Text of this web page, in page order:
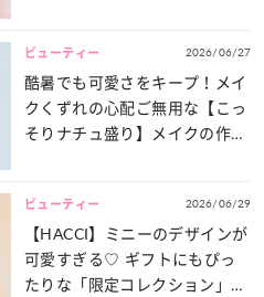
ビューティー 2026/06/27
酷暑でも可愛さをキープ！メイ
クくずれの心配ご無用な【こっ
そりナチュ盛り】メイクの作り
ビューティー 2026/06/29
【HACCI】ミニーのデザインが
可愛すぎる♡ ギフトにもぴっ
たりな「限定コレクション」が